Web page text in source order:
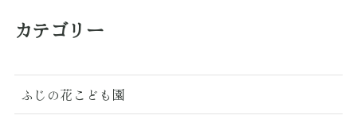
カテゴリー
ふじの花こども園